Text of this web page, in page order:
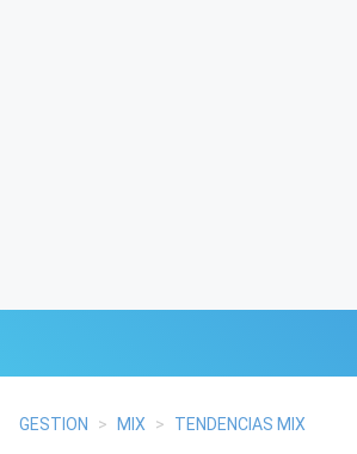
GESTION > MIX > TENDENCIAS MIX